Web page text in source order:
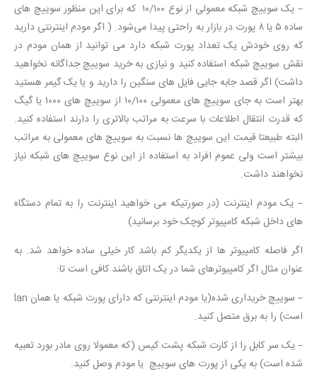
– یک سوییچ شبکه معمولی از نوع ۱۰/۱۰۰ که برای این منظور سوییچ های
ساده ۵ یا ۸ پورت در بازار به راحتی پیدا می‌شود. ( اگر مودم اینترنتی دارید
که روی خودش یک تعداد پورت شبکه دارد می توانید از همان مودم در
نقش سوییچ شبکه استفاده کنید و نیازی به خرید سوییچ جداگانه نخواهید
داشت) اگر قصد جابه جایی فایل های سنگین را دارید و یا یک گیمر هستید
بهتر است به جای سوییچ های معمولی ۱۰/۱۰۰ از سوییچ های ۱۰۰۰ یا گیگ
که قدرت انتقال اطلاعات با سرعت به مراتب بالاتری را دارند استفاده کنید.
البته طبیعتا قیمت این سوییچ ها نسبت به سوییچ های معمولی به مراتب
بیشتر است ولی عموم افراد به استفاده از این نوع سوییچ های شبکه نیاز
نخواهند داشت.
– یک مودم اینترنت (در صورتیکه می خواهید اینترنت را به تمام دستگاه
های داخل شبکه کامپیوتر کوچک خود برسانید)
اگر فاصله کامپیوتر ها از یکدیگر کم باشد کار خیلی ساده خواهد شد. به
عنوان مثال اگر کامپیوترهای شما در یک اتاق باشند کافی است تا:
– سوییچ خریداری شده(یا مودم اینترنتی که دارای پورت شبکه یا همان lan
است) را به برق متصل کنید.
– یک سر کابل را از کارت شبکه پشت کیس (که معمولا روی مادر بورد تعبیه
شده است) به یکی از پورت های سوییچ یا مودم وصل کنید.